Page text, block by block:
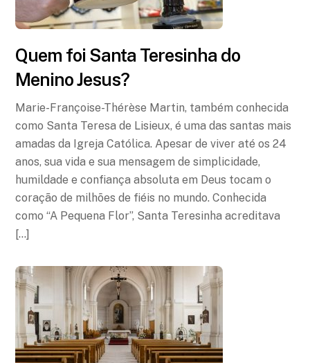
Quem foi Santa Teresinha do
Menino Jesus?
Marie-Françoise-Thérèse Martin, também conhecida
como Santa Teresa de Lisieux, é uma das santas mais
amadas da Igreja Católica. Apesar de viver até os 24
anos, sua vida e sua mensagem de simplicidade,
humildade e confiança absoluta em Deus tocam o
coração de milhões de fiéis no mundo. Conhecida
como “A Pequena Flor”, Santa Teresinha acreditava
[…]